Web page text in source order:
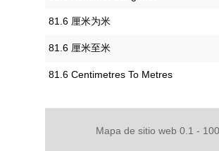
‎81.6 厘米为米
‎81.6 厘米至米
‎81.6 Centimetres To Metres
Mapa de sitio web 0.1 - 100